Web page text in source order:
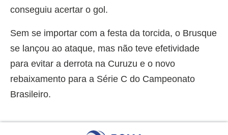
conseguiu acertar o gol.
Sem se importar com a festa da torcida, o Brusque
se lançou ao ataque, mas não teve efetividade
para evitar a derrota na Curuzu e o novo
rebaixamento para a Série C do Campeonato
Brasileiro.